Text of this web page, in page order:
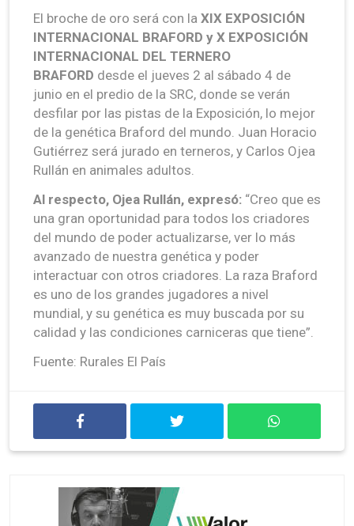
El broche de oro será con la XIX EXPOSICIÓN
INTERNACIONAL BRAFORD y X EXPOSICIÓN
INTERNACIONAL DEL TERNERO
BRAFORD desde el jueves 2 al sábado 4 de
junio en el predio de la SRC, donde se verán
desfilar por las pistas de la Exposición, lo mejor
de la genética Braford del mundo. Juan Horacio
Gutiérrez será jurado en terneros, y Carlos Ojea
Rullán en animales adultos.
Al respecto, Ojea Rullán, expresó: “Creo que es
una gran oportunidad para todos los criadores
del mundo de poder actualizarse, ver lo más
avanzado de nuestra genética y poder
interactuar con otros criadores. La raza Braford
es uno de los grandes jugadores a nivel
mundial, y su genética es muy buscada por su
calidad y las condiciones carniceras que tiene”.
Fuente: Rurales El País